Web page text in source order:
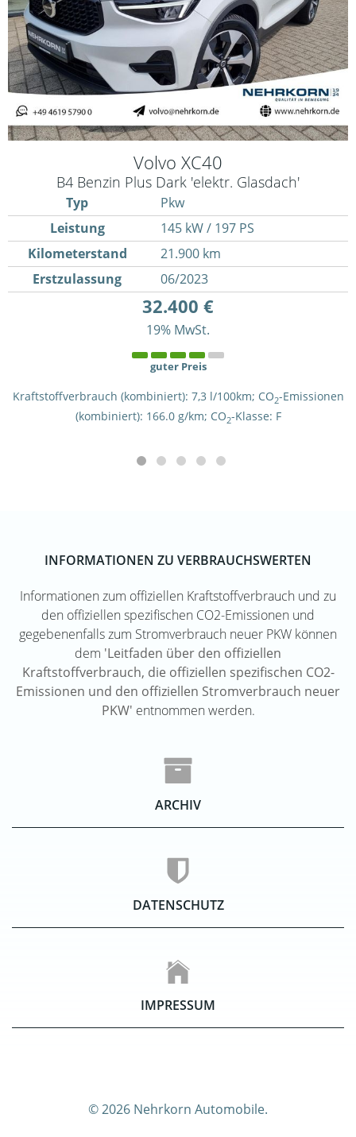
Volvo XC40
B4 Benzin Plus Dark 'elektr. Glasdach'
Typ
Pkw
Leistung
145 kW / 197 PS
Kilometerstand
21.900 km
Erstzulassung
06/2023
32.400 €
19% MwSt.
guter Preis
Kraftstoffverbrauch (kombiniert): 7,3 l/100km; CO2-Emissionen
(kombiniert): 166.0 g/km; CO2-Klasse: F
INFORMATIONEN ZU VERBRAUCHSWERTEN
Informationen zum offiziellen Kraftstoffverbrauch und zu
den offiziellen spezifischen CO2-Emissionen und
gegebenenfalls zum Stromverbrauch neuer PKW können
dem 'Leitfaden über den offiziellen
Kraftstoffverbrauch, die offiziellen spezifischen CO2-
Emissionen und den offiziellen Stromverbrauch neuer
PKW' entnommen werden.
ARCHIV
DATENSCHUTZ
IMPRESSUM
© 2026 Nehrkorn Automobile.